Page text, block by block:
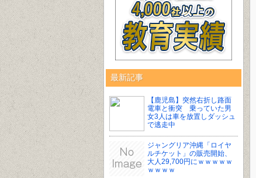
最新記事
【鹿児島】突然右折し路面
電車と衝突 乗っていた男
女3人は車を放置しダッシュ
で逃走中
ジャングリア沖縄「ロイヤ
ルチケット」の販売開始、
大人29,700円にｗｗｗｗｗ
ｗｗｗｗ